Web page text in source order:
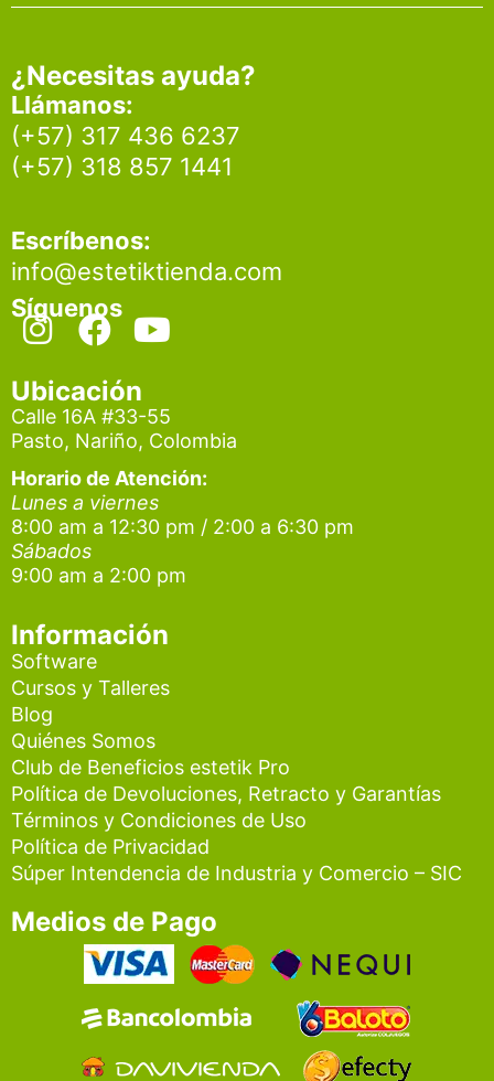
¿Necesitas ayuda?
Llámanos:
(+57) 317 436 6237
(+57) 318 857 1441
Escríbenos:
info@estetiktienda.com
Síguenos
I
n
s
t
a
g
r
a
m
F
a
c
e
b
o
o
Y
o
t
u
b
e
Ubicación
Calle 16A #33-55
Pasto, Nariño, Colombia
Horario de Atención:
Lunes a viernes
8:00 am a 12:30 pm / 2:00 a 6:30 pm
Sábados
9:00 am a 2:00 pm
Información
Software
Cursos y Talleres
Blog
Quiénes Somos
Club de Beneficios estetik Pro
Política de Devoluciones, Retracto y Garantías
Términos y Condiciones de Uso
Política de Privacidad
Súper Intendencia de Industria y Comercio – SIC
Medios de Pago